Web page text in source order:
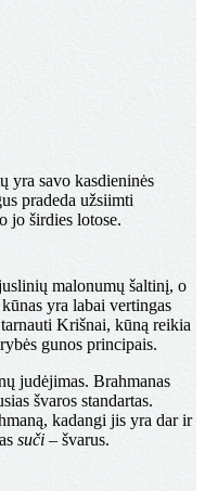
yra savo kasdieninės
pradeda užsiimti
jo širdies lotose.
malonumų šaltinį, o
yra labai vertingas
Krišnai, kūną reikia
gunos principais.
judėjimas. Brahmanas
švaros standartas.
kadangi jis yra dar ir
suči– švarus.